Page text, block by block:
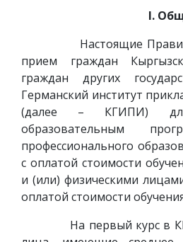
I.
Настоящие Правила
прием граждан
граждан других
Германский институт
(далее – КГИПИ)
образовательным
профессионального
с оплатой стоимости
и (или) физическими
оплатой стоимости
На первый курс в